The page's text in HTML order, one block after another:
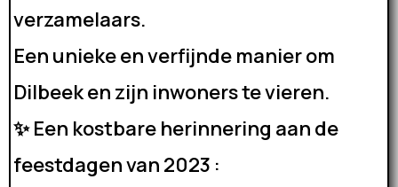
verzamelaars.
Een unieke en verfijnde manier om
Dilbeek en zijn inwoners te vieren.
✨ Een kostbare herinnering aan de
feestdagen van 2023 :